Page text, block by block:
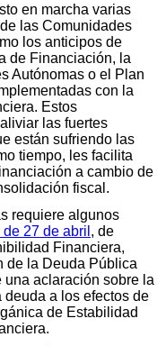
en marcha varias
las Comunidades
los anticipos de
de Financiación, la
Autónomas o el Plan
con la
Estos
las fuertes
están sufriendo las
tiempo, les facilita
a cambio de
fiscal.
requiere algunos
27 de abril , de
Financiera,
de la Deuda Pública
aclaración sobre la
deuda a los efectos de
de Estabilidad